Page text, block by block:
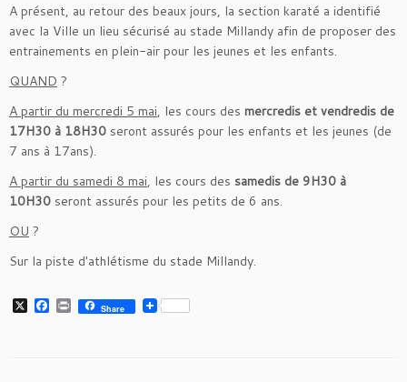
A présent, au retour des beaux jours, la section karaté a identifié
avec la Ville un lieu sécurisé au stade Millandy afin de proposer des
entrainements en plein-air pour les jeunes et les enfants.
QUAND ?
A partir du mercredi 5 mai, les cours des mercredis et vendredis de
17H30 à 18H30 seront assurés pour les enfants et les jeunes (de
7 ans à 17ans).
A partir du samedi 8 mai, les cours des samedis de 9H30 à
10H30 seront assurés pour les petits de 6 ans.
OU ?
Sur la piste d'athlétisme du stade Millandy.
X F P Share